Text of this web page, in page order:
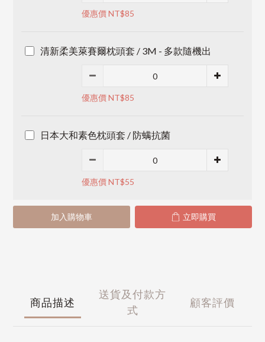
優惠價 NT$85
清新柔美萊賽爾枕頭套 / 3M - 多款隨機出
優惠價 NT$85
日本大和素色枕頭套 / 防螨抗菌
優惠價 NT$55
加入購物車 立即購買
商品描述
送貨及付款方
式
顧客評價